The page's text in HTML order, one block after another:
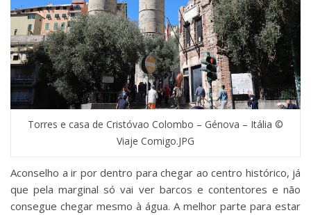
Torres e casa de Cristóvao Colombo – Génova – Itália ©
Viaje Comigo.JPG
Aconselho a ir por dentro para chegar ao centro histórico, já
que pela marginal só vai ver barcos e contentores e não
consegue chegar mesmo à água. A melhor parte para estar